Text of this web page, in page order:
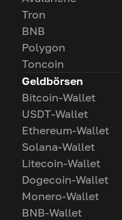
Tron
BNB
Polygon
Toncoin
Geldbörsen
Bitcoin-Wallet
USDT-Wallet
Ethereum-Wallet
Solana-Wallet
Litecoin-Wallet
Dogecoin-Wallet
Monero-Wallet
BNB-Wallet